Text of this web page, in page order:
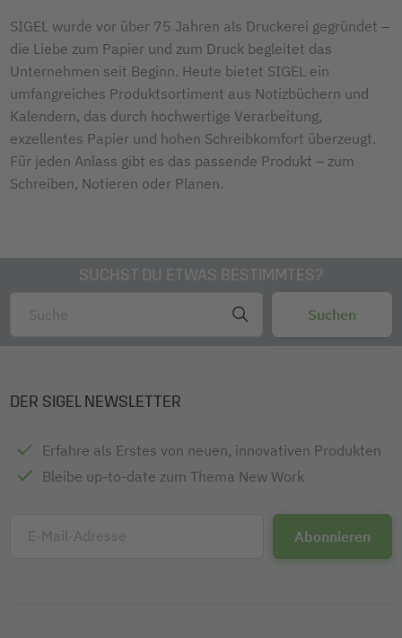
SIGEL wurde vor über 75 Jahren als Druckerei gegründet –
die Liebe zum Papier und zum Druck begleitet das
Unternehmen seit Beginn. Heute bietet SIGEL ein
umfangreiches Produktsortiment aus Notizbüchern und
Kalendern, das durch hochwertige Verarbeitung,
exzellentes Papier und hohen Schreibkomfort überzeugt.
Für jeden Anlass gibt es das passende Produkt – zum
Schreiben, Notieren oder Planen.
SUCHST DU ETWAS BESTIMMTES?
DER SIGEL NEWSLETTER
Erfahre als Erstes von neuen, innovativen Produkten
Bleibe up-to-date zum Thema New Work
E-Mail-Adresse